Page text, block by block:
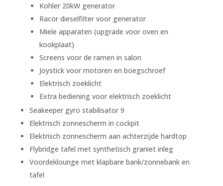
Kohler 20kW generator
Racor dieselfilter voor generator
Miele apparaten (upgrade voor oven en
kookplaat)
Screens voor de ramen in salon
Joystick voor motoren en boegschroef
Elektrisch zoeklicht
Extra bediening voor elektrisch zoeklicht
Seakeeper gyro stabilisator 9
Elektrisch zonnescherm in cockpit
Elektrisch zonnescherm aan achterzijde hardtop
Flybridge tafel met synthetisch graniet inleg
Voordeklounge met klapbare bank/zonnebank en
tafel